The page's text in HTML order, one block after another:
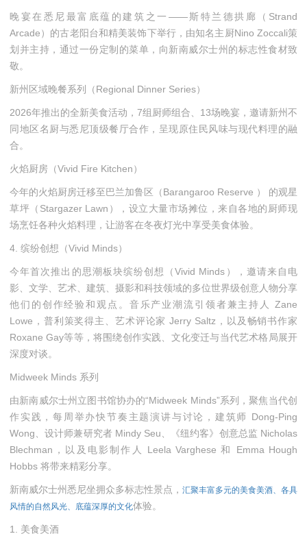
晚宴在悉尼最富底蕴的建筑之一——斯特兰德拱廊（Strand
Arcade）的古老阳台和精美装饰下举行，由知名主厨Nino Zoccali策
划并主持，通过一份定制的菜单，向新南威尔士州的标志性食材致
敬。
新州区域晚餐系列（Regional Dinner Series）
2026年推出的全新美食活动，7组厨师组合、13场晚宴，邀请新州不
同地区名厨与悉尼顶级餐厅合作，呈现原住民风味与现代料理的融
合。
火焰厨房（Vivid Fire Kitchen）
今年的火焰厨房迁移至巴兰加鲁区（Barangaroo Reserve ） 的观星
草坪（Stargazer Lawn），设立大量市场摊位，来自各地的厨师现
场烹饪各种火焰料理，让游客在冬夜灯光中享受美食体验。
4. 缤纷创想（Vivid Minds）
今年首次推出的思潮板块缤纷创想（Vivid Minds），邀请来自电
影、文学、艺术、建筑、摄影和科技领域的多位世界级创意人物分享
他们的创作经验和观点。音乐产业潮流引领者兼主持人 Zane
Lowe，普利策奖得主、艺术评论家 Jerry Saltz，以及畅销书作家
Roxane Gay等等，将围绕创作实践、文化变迁与当代艺术格局展开
深度对谈。
Midweek Minds 系列
由新南威尔士州立图书馆协办的“Midweek Minds”系列，聚焦当代创
作实践，每周举办快节奏主题演讲与讨论，建筑师 Dong-Ping
Wong、设计师兼研究者 Mindy Seu、《纽约客》创意总监 Nicholas
Blechman，以及电影制作人 Leela Varghese 和 Emma Hough
Hobbs 将带来精彩分享。
新南威尔士州悉尼坐拥众多标志性景点， 汇聚丰富多元的美食美酒、各具
风情的自然风光、底蕴深厚的文化体验。
1. 美食美酒